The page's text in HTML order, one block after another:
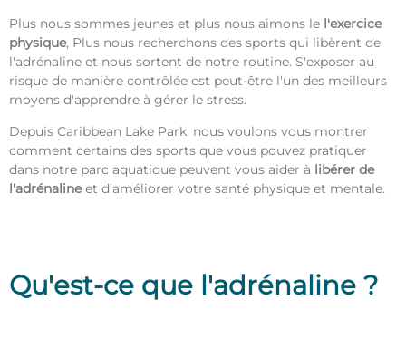
Plus nous sommes jeunes et plus nous aimons le l'exercice
physique, Plus nous recherchons des sports qui libèrent de
l'adrénaline et nous sortent de notre routine. S'exposer au
risque de manière contrôlée est peut-être l'un des meilleurs
moyens d'apprendre à gérer le stress.
Depuis Caribbean Lake Park, nous voulons vous montrer
comment certains des sports que vous pouvez pratiquer
dans notre parc aquatique peuvent vous aider à libérer de
l'adrénalineet d'améliorer votre santé physique et mentale.
Qu'est-ce que l'adrénaline ?